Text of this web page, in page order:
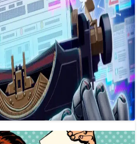
nhà báo
máy thay thế nhà báo, mà là một
tối ưu hóa…